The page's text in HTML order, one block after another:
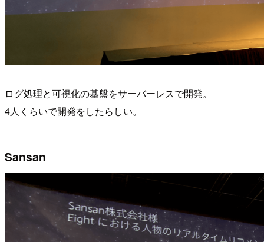
ログ処理と可視化の基盤をサーバーレスで開発。
4人くらいで開発をしたらしい。
Sansan